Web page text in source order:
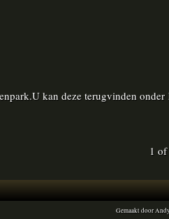
kan deze terugvinden
1
Gemaakt door